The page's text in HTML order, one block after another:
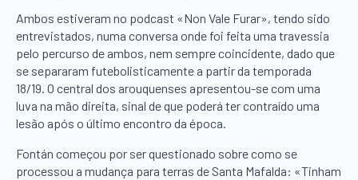
Ambos estiveram no podcast «Non Vale Furar», tendo sido
entrevistados, numa conversa onde foi feita uma travessia
pelo percurso de ambos, nem sempre coincidente, dado que
se separaram futebolisticamente a partir da temporada
18/19. O central dos arouquenses apresentou-se com uma
luva na mão direita, sinal de que poderá ter contraído uma
lesão após o último encontro da época.
Fontán começou por ser questionado sobre como se
processou a mudança para terras de Santa Mafalda: «Tinham